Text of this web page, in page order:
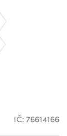
IČ: 76614166